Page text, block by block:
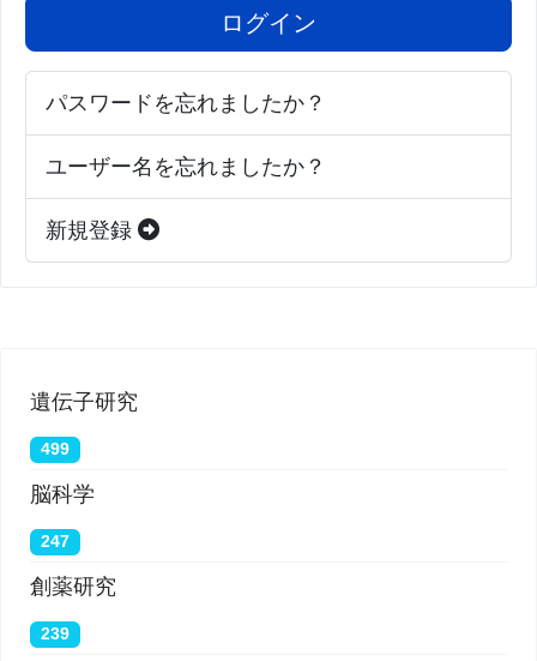
ログイン
パスワードを忘れましたか？
ユーザー名を忘れましたか？
新規登録
遺伝子研究
499
脳科学
247
創薬研究
239